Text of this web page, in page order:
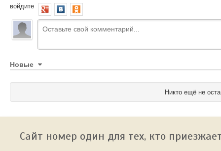
войдите
Новые
Никто ещё не
Сайт номер один для тех, кто